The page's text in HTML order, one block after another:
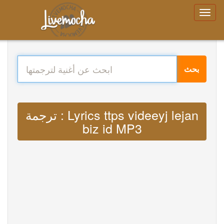
بحث
ترجمة : Lyrics ttps videeyj lejan
biz id MP3